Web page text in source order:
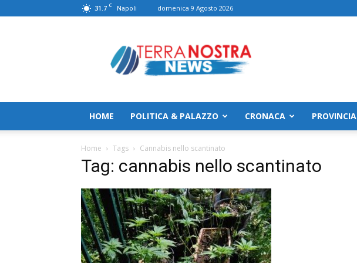
31.7 C Napoli domenica 9 Agosto 2026
HOME POLITICA & PALAZZO CRONACA PROVINCIA
Home Tags Cannabis nello scantinato
Tag: cannabis nello scantinato